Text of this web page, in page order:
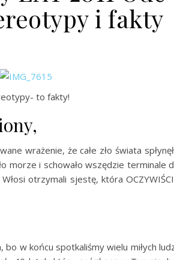
i fakty
to fakty!
wrażenie, że całe zło świata
morze i schowało wszędzie terminale
otrzymali sjestę, która
w końcu spotkaliśmy wielu miłych